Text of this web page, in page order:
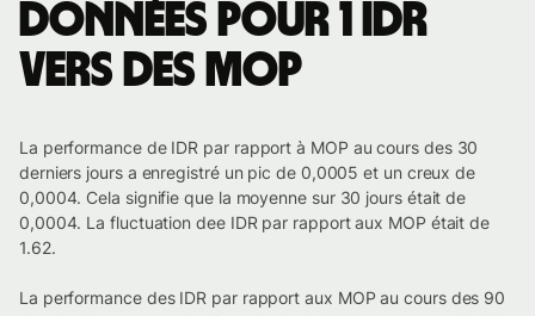
Données pour 1 IDR
vers des MOP
La performance de IDR par rapport à MOP au cours des 30
derniers jours a enregistré un pic de 0,0005 et un creux de
0,0004. Cela signifie que la moyenne sur 30 jours était de
0,0004. La fluctuation dee IDR par rapport aux MOP était de
1.62.
La performance des IDR par rapport aux MOP au cours des 90